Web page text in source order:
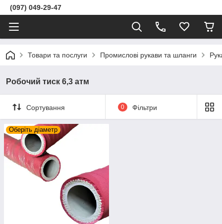
(097) 049-29-47
Товари та послуги Промислові рукави та шланги
Робочий тиск 6,3 атм
Сортування 0 Фільтри
Оберіть діаметр